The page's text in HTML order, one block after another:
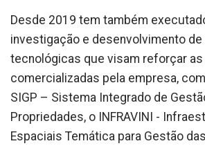
Desde 2019 tem também
investigação e desenvolvimento
tecnológicas que visam reforçar
comercializadas pela empresa,
SIGP – Sistema Integrado de
Propriedades, o INFRAVINI -
Espaciais Temática para Gestão